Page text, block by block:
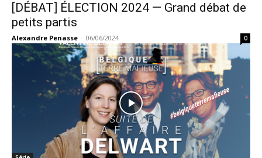
[DÉBAT] ÉLECTION 2024 — Grand débat de
petits partis
Alexandre Penasse - 06/06/2024 0